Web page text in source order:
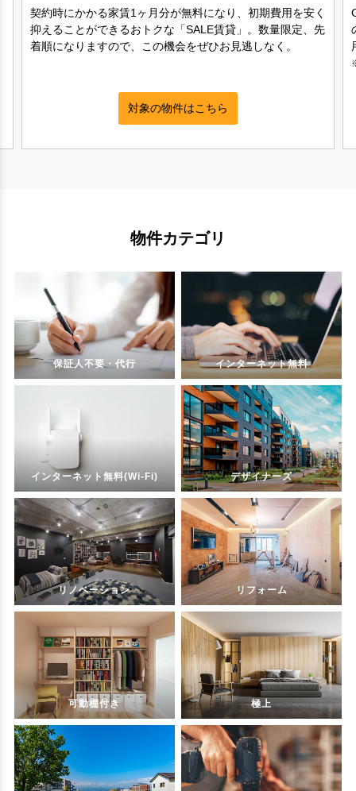
契約時にかかる家賃1ヶ月分が無料になり、初期費用を安く
抑えることができるおトクな「SALE賃貸」。数量限定、先
着順になりますので、この機会をぜひお見逃しなく。
対象の物件はこちら
物件カテゴリ
保証人不要・代行 インターネット無料
インターネット無料(Wi-Fi) デザイナーズ
リノベーション リフォーム
可動棚付き 極上